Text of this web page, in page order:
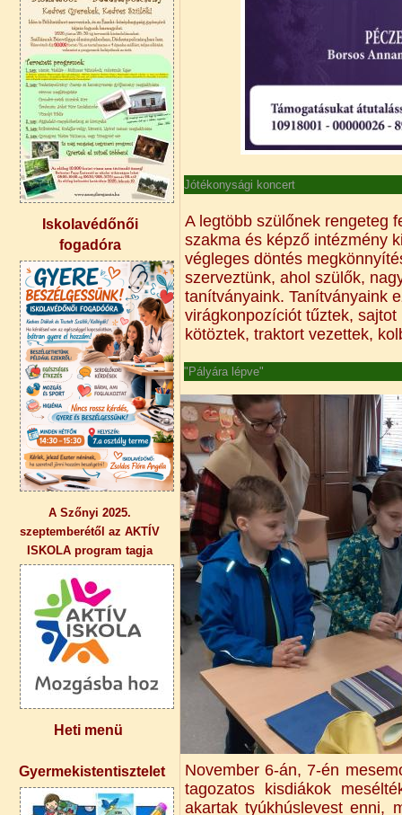
Iskolavédőnői
fogadóra
A Szőnyi 2025.
szeptemberétől az AKTÍV
ISKOLA program tagja
Heti menü
Gyermekistentisztelet
Jótékonysági koncert
A legtöbb szülőnek rengeteg
szakma és képző intézmény
végleges döntés
szerveztünk, ahol szülők,
tanítványaink. Tanítványaink
virágkonpozíciót tűztek,
kötöztek, traktort vezettek,
"Pályára lépve"
November 6-án, 7-én
tagozatos kisdiákok
akartak tyúkhúslevest enni,